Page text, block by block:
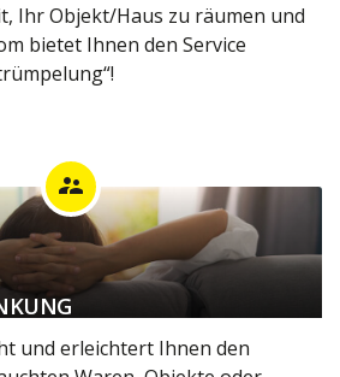
Ihr Objekt/Haus zu räumen und
bietet Ihnen den Service
supervisor_account
und erleichtert Ihnen den